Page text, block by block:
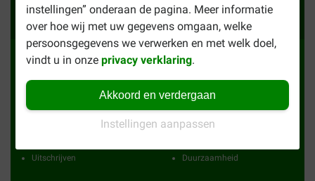
instellingen” onderaan de pagina. Meer informatie
over hoe wij met uw gegevens omgaan, welke
persoonsgegevens we verwerken en met welk doel,
vindt u in onzeprivacy verklaring.
Akkoord en verdergaan
Instellingen aanpassen
Ja, ik wil de voordeelmail ontvangen
Ontvang elke week de beste aanbiedingen
Contact
Herbestellen
Verzenden en retourneren
Uitschrijven
Vacatures en stages
Tips & advies
Algemene voorwaarden
Duurzaamheid